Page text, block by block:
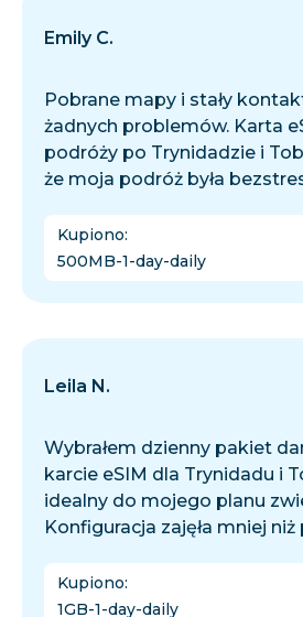
Emily C.
Pobrane mapy i stały
żadnych problemów. Karta
podróży po Trynidadzie i
że moja podróż była
Kupiono:
500MB-1-day-daily
Leila N.
Wybrałem dzienny pakiet
karcie eSIM dla Trynidadu i
idealny do mojego planu
Konfiguracja zajęła mniej
Kupiono:
1GB-1-day-daily